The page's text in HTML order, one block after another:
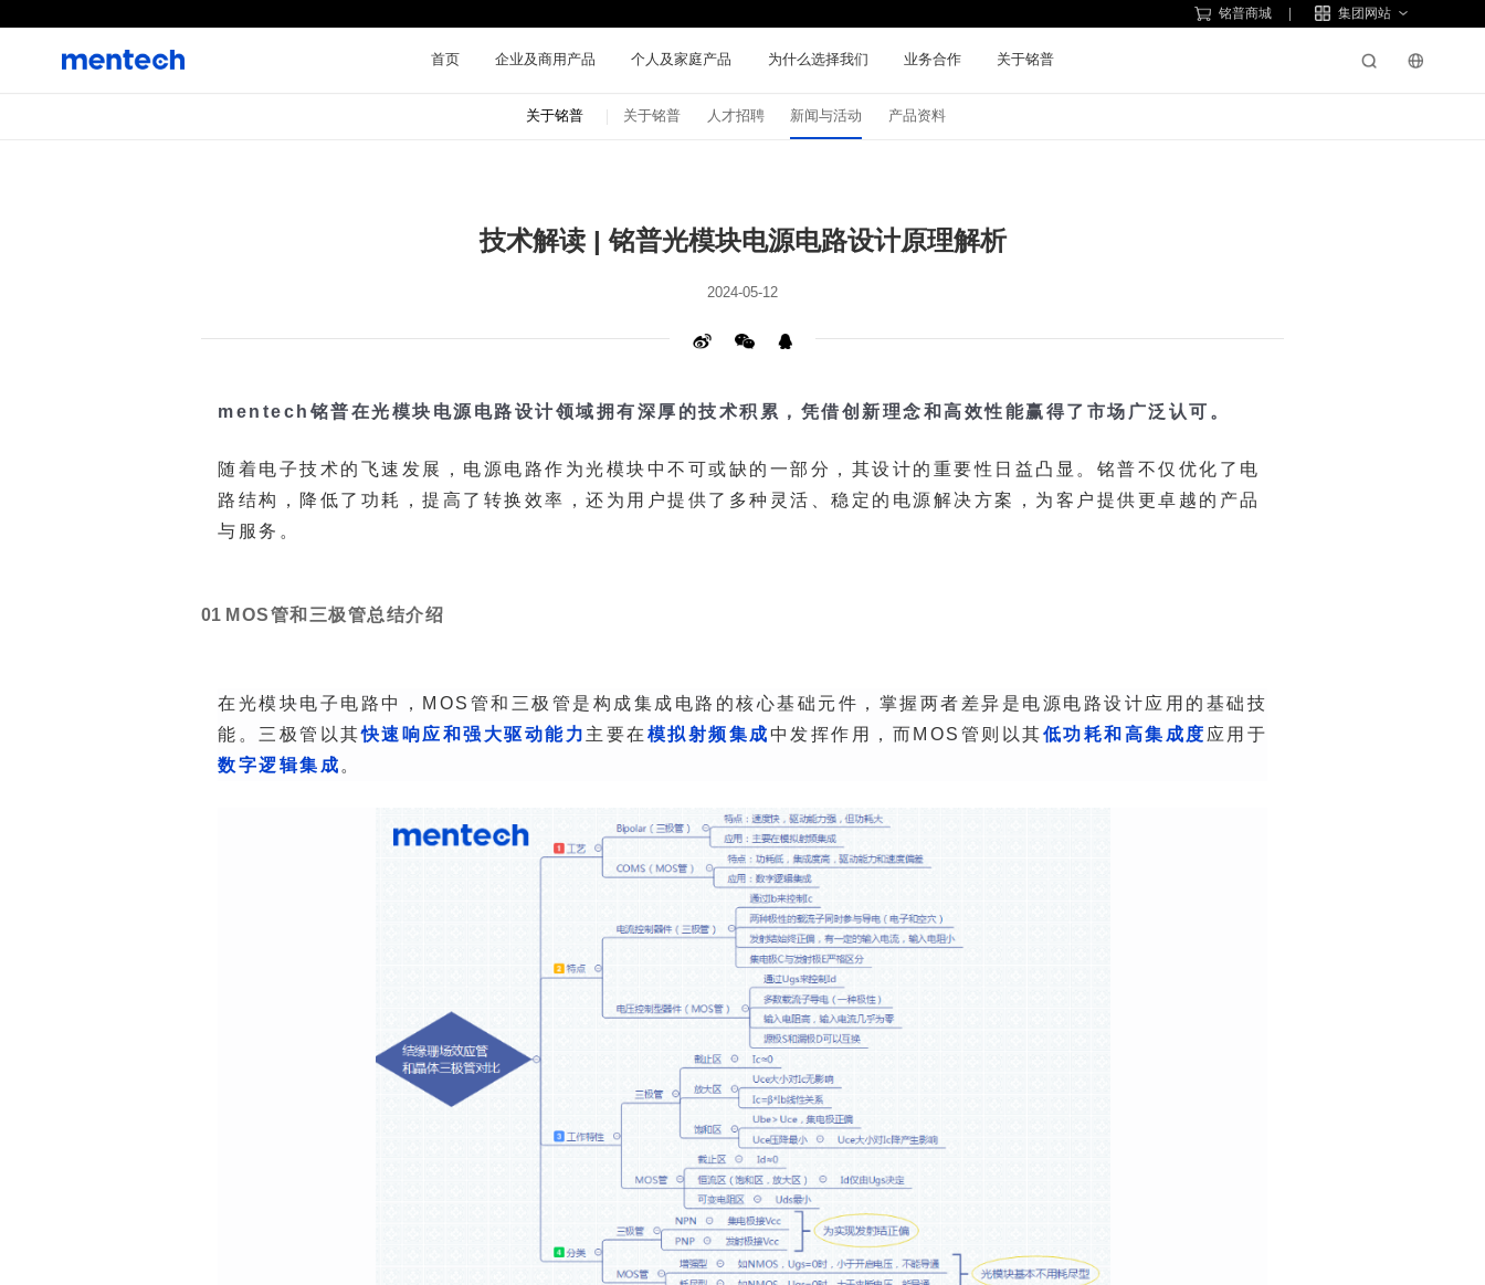
铭普商城 集团网站
首页 企业及商用产品 个人及家庭产品 为什么选择我们 业务合作 关于铭普
关于铭普 关于铭普 人才招聘 新闻与活动 产品资料
技术解读 | 铭普光模块电源电路设计原理解析
2024-05-12
mentech铭普在光模块电源电路设计领域拥有深厚的技术积累，凭借创新理念和高效性能赢得了市场广泛认可。
路结构，降低了功耗，提高了转换效率，还为用户提供了多种灵活、稳定的电源解决方案
，
与服务。
01 MOS管和三极管总结介绍
在光模块电子电路中，MOS管和三极管是构成集成电路的核心
能。 三极管以其快速响应和强大驱动能力 主要在 模拟射频集成 中发挥作用，而MOS管则以其低功耗和高集成度 应用于
数字逻辑集成 。